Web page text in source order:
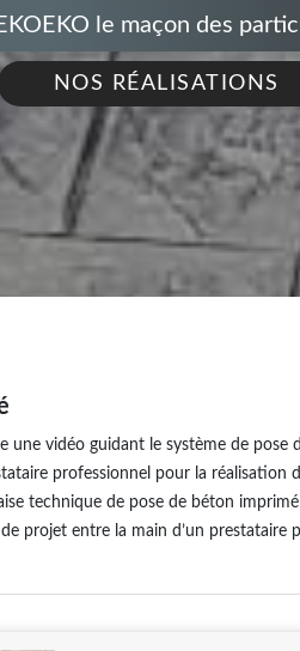
le maçon des
NOS RÉALISATIONS
une vidéo guidant le système de
professionnel pour la réalisation
technique de pose de béton
projet entre la main d’un prestataire